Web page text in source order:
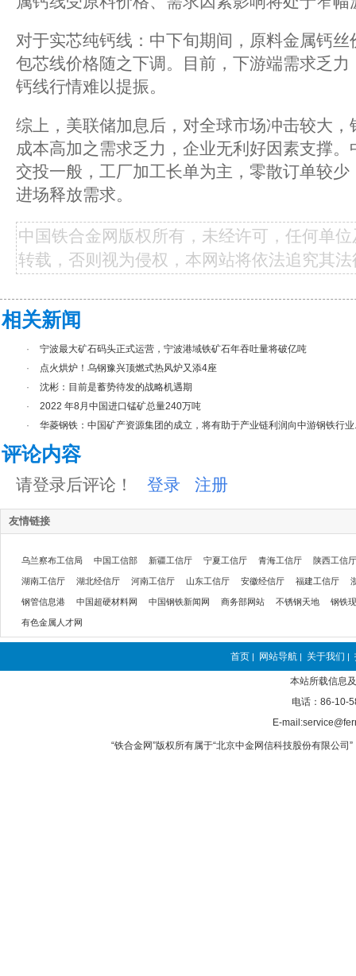
对于实芯纯钙线：中下旬期间，原料金属钙
包芯线价格随之下调。目前，下游端需求乏
钙线行情难以提振。
综上，美联储加息后，对全球市场冲击较大
成本高加之需求乏力，企业无利好因素支撑
交投一般，工厂加工长单为主，零散订单较
进场释放需求。
中国铁合金网版权所有，未经许可，任何单
转载，否则视为侵权，本网站将依法追究其
相关新闻
·
宁波最大矿石码头正式运营，宁波港域铁矿石年吞吐量将破亿吨
·
点火烘炉！乌钢豫兴顶燃式热风炉又添4座
·
沈彬：目前是蓄势待发的战略机遇期
·
2022 年8月中国进口锰矿总量240万吨
·
华菱钢铁：中国矿产资源集团的成立，将有助于产业链利润向中游钢铁行业
评论内容
请登录后评论！ 登录 注册
友情链接
乌兰察布工信局 中国工信部 新疆工信厅 宁夏工信厅 青海工信厅 陕西工信厅
湖南工信厅 湖北经信厅 河南工信厅 山东工信厅 安徽经信厅 福建工信厅
钢管信息港 中国超硬材料网 中国钢铁新闻网 商务部网站 不锈钢天地 钢铁
有色金属人才网
首页 | 网站导航 | 关于我们 |
本站所载信息
电话：86-10-
E-
“铁合金网”版权所有属于“北京中金网信科技股份有限公司